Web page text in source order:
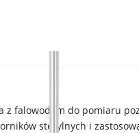
z falowodem do pomiaru
sterylnych i